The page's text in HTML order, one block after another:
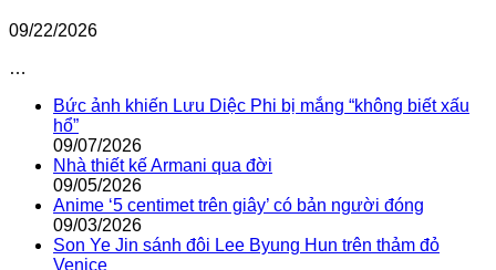
09/22/2026
…
Bức ảnh khiến Lưu Diệc Phi bị mắng “không biết xấu
hổ”
09/07/2026
Nhà thiết kế Armani qua đời
09/05/2026
Anime ‘5 centimet trên giây’ có bản người đóng
09/03/2026
Son Ye Jin sánh đôi Lee Byung Hun trên thảm đỏ
Venice